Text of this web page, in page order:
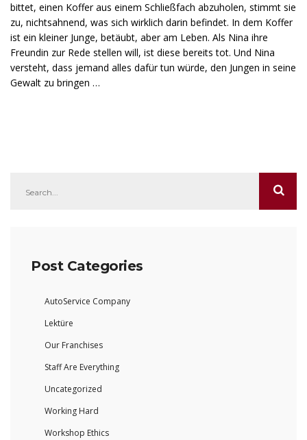
bittet, einen Koffer aus einem Schließfach abzuholen, stimmt sie
zu, nichtsahnend, was sich wirklich darin befindet. In dem Koffer
ist ein kleiner Junge, betäubt, aber am Leben. Als Nina ihre
Freundin zur Rede stellen will, ist diese bereits tot. Und Nina
versteht, dass jemand alles dafür tun würde, den Jungen in seine
Gewalt zu bringen …
Post Categories
AutoService Company
Lektüre
Our Franchises
Staff Are Everything
Uncategorized
Working Hard
Workshop Ethics